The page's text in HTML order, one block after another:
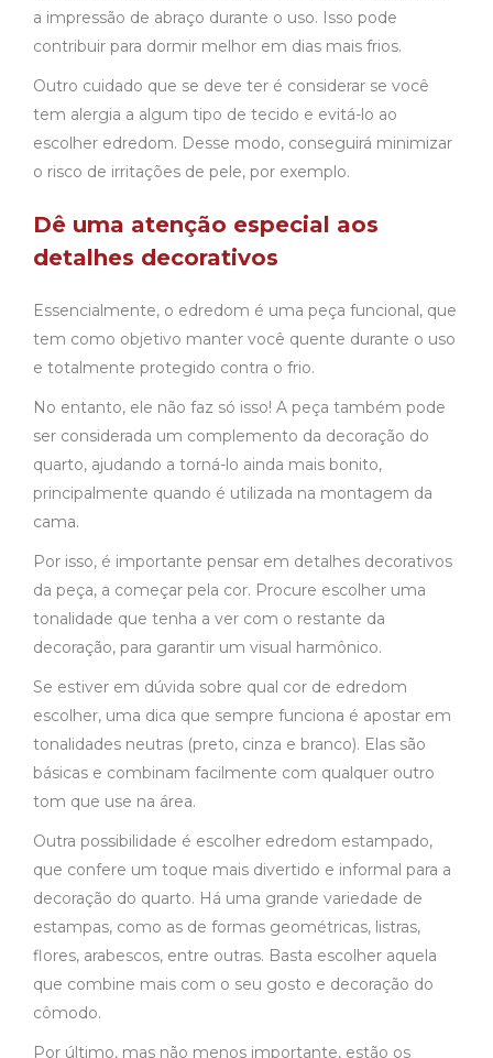
a impressão de abraço durante o uso. Isso pode
contribuir para dormir melhor em dias mais frios.
Outro cuidado que se deve ter é considerar se você
tem alergia a algum tipo de tecido e evitá-lo ao
escolher edredom. Desse modo, conseguirá minimizar
o risco de irritações de pele, por exemplo.
Dê uma atenção especial aos
detalhes decorativos
Essencialmente, o edredom é uma peça funcional, que
tem como objetivo manter você quente durante o uso
e totalmente protegido contra o frio.
No entanto, ele não faz só isso! A peça também pode
ser considerada um complemento da decoração do
quarto, ajudando a torná-lo ainda mais bonito,
principalmente quando é utilizada na montagem da
cama.
Por isso, é importante pensar em detalhes decorativos
da peça, a começar pela cor. Procure escolher uma
tonalidade que tenha a ver com o restante da
decoração, para garantir um visual harmônico.
Se estiver em dúvida sobre qual cor de edredom
escolher, uma dica que sempre funciona é apostar em
tonalidades neutras (preto, cinza e branco). Elas são
básicas e combinam facilmente com qualquer outro
tom que use na área.
Outra possibilidade é escolher edredom estampado,
que confere um toque mais divertido e informal para a
decoração do quarto. Há uma grande variedade de
estampas, como as de formas geométricas, listras,
flores, arabescos, entre outras. Basta escolher aquela
que combine mais com o seu gosto e decoração do
cômodo.
Por último, mas não menos importante, estão os